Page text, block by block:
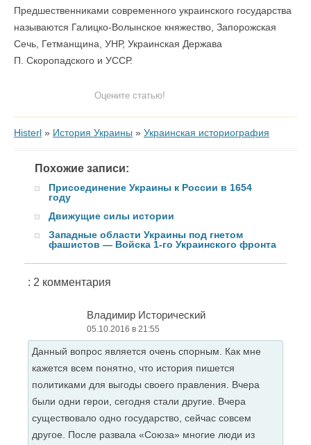
Предшественниками современного украинского государства
называются Галицко-Волынское княжество, Запорожская
Сечь, Гетманщина, УНР, Украинская Держава
П. Скоропадского и УССР.
Оцените статью!
Histerl » История Украины » Украинская историография
Похожие записи:
Присоединение Украины к России в 1654
году
Движущие силы истории
Западные области Украины под гнетом
фашистов — Войска 1-го Украинского фронта
: 2 комментария
Владимир Исторический
05.10.2016 в 21:55
Данный вопрос является очень спорным. Как мне
кажется всем понятно, что история пишется
политиками для выгоды своего правления. Вчера
были одни герои, сегодня стали другие. Вчера
существовало одно государство, сейчас совсем
другое. После развала «Союза» многие люди из